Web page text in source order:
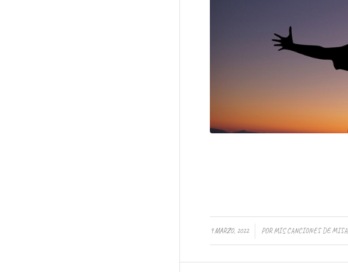
9 MARZO, 2022 PORMIS CANCIONES DE MISA